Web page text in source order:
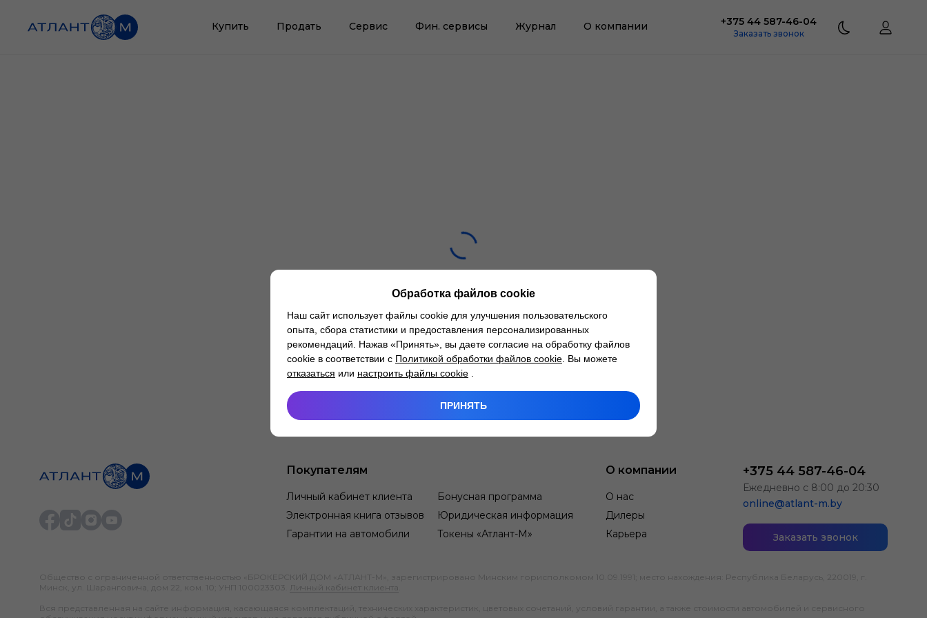
Купить Продать Сервис Фин. сервисы Журнал О компании +375 44 587-46-04
Заказать звонок
Покупателям
Личный кабинет клиента
Бонусная программа
Электронная книга отзывов
Юридическая информация
Гарантии на автомобили
Токены «Атлант-М»
О компании
О нас
Дилеры
Карьера
+375 44 587-46-04
Ежедневно с 8:00 до 20:30
online@atlant-m.by
Заказать звонок
Общество с ограниченной ответственностью «БРОКЕРСКИЙ ДОМ «АТЛАНТ-М», зарегистрировано Минским горисполкомом 10.09.1991; место нахождения: Республика Беларусь, 220019, г.
Минск, ул. Шаранговича, дом 22, ком. 10; УНП 100023303.
Личный кабинет клиента
Вся представленная на сайте информация, касающаяся комплектаций, технических характеристик, цветовых сочетаний, условий гарантии, а также стоимости автомобилей и сервисного
Обработка файлов cookie
Наш сайт использует файлы cookie для улучшения пользовательского
опыта, сбора статистики и предоставления персонализированных
рекомендаций. Нажав «Принять», вы даете согласие на обработку файлов
cookie в соответствии с Политикой обработки файлов cookie . Вы можете
отказаться или настроить файлы cookie
ПРИНЯТЬ